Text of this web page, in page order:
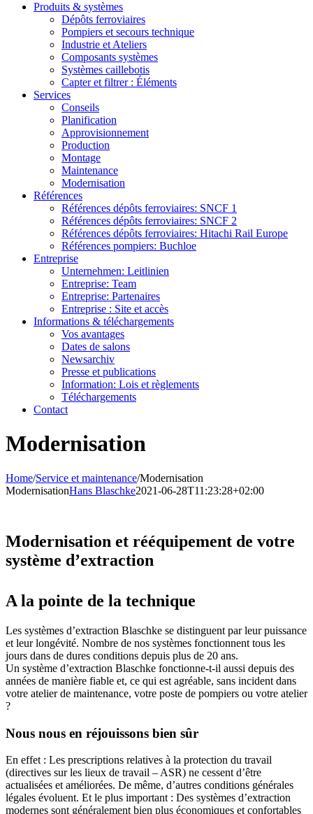
Produits & systèmes
Dépôts ferroviaires
Pompiers et secours technique
Industrie et Ateliers
Composants systèmes
Systèmes caillebotis
Capter et filtrer : Éléments
Services
Conseils
Planification
Approvisionnement
Production
Montage
Maintenance
Modernisation
Références
Références dépôts ferroviaires: SNCF 1
Références dépôts ferroviaires: SNCF 2
Références dépôts ferroviaires: Hitachi Rail Europe
Références pompiers: Buchloe
Entreprise
Unternehmen: Leitlinien
Entreprise: Team
Entreprise: Partenaires
Entreprise : Site et accès
Informations & téléchargements
Vos avantages
Dates de salons
Newsarchiv
Presse et publications
Information: Lois et règlements
Téléchargements
Contact
Modernisation
Home/Service et maintenance/Modernisation
ModernisationHans Blaschke2021-06-28T11:23:28+02:00
Modernisation et rééquipement de votre
système d’extraction
A la pointe de la technique
Les systèmes d’extraction Blaschke se distinguent par leur puissance
et leur longévité. Nombre de nos systèmes fonctionnent tous les
jours dans de dures conditions depuis plus de 20 ans.
Un système d’extraction Blaschke fonctionne-t-il aussi depuis des
années de manière fiable et, ce qui est agréable, sans incident dans
votre atelier de maintenance, votre poste de pompiers ou votre atelier
?
Nous nous en réjouissons bien sûr
En effet : Les prescriptions relatives à la protection du travail
(directives sur les lieux de travail – ASR) ne cessent d’être
actualisées et améliorées. De même, d’autres conditions générales
légales évoluent. Et le plus important : Des systèmes d’extraction
modernes sont généralement bien plus économiques et confortables